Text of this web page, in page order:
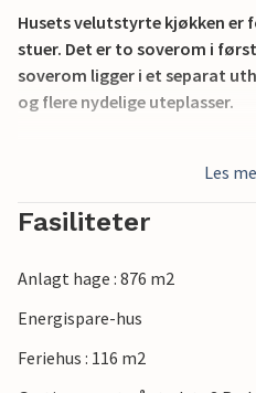
Husets velutstyrte kjøkken er
stuer. Det er to soverom i
soverom ligger i et separat
og flere nydelige uteplasser.
minutter unna med bil. I
koselig marina hvor de lokale
fersk fisk.
Dette huset er et godt
kulturelle mangfoldet på øya
Les
Fasiliteter
Anlagt hage : 876 m2
Energispare-hus
Feriehus : 116 m2